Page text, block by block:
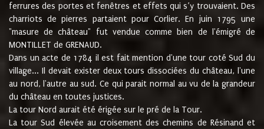
ferrures des portes et fenêtres et effets qui s’y trouvaient. Des
charriots de pierres partaient pour Corlier. En juin 1795 une
"masure de château" fut vendue comme bien de l'émigré de
MONTILLET de GRENAUD.
Dans un acte de 1784 il est fait mention d'une tour coté Sud du
village... Il devait exister deux tours dissociées du château, l'une
au nord, l'autre au sud. Ce qui parait normal au vu de la grandeur
du château en toutes justices.
La tour Nord aurait été érigée sur le pré de la Tour.
La tour Sud élevée au croisement des chemins de Résinand et